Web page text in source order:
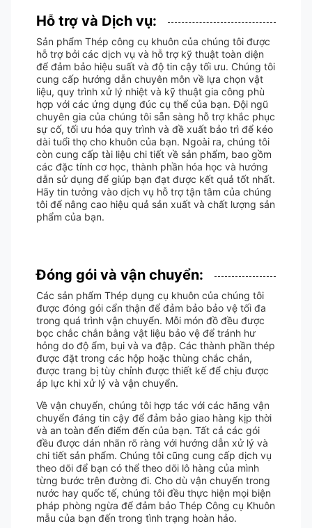
Hỗ trợ và Dịch vụ:
Sản phẩm Thép công cụ khuôn của chúng tôi được
hỗ trợ bởi các dịch vụ và hỗ trợ kỹ thuật toàn diện
để đảm bảo hiệu suất và độ tin cậy tối ưu. Chúng tôi
cung cấp hướng dẫn chuyên môn về lựa chọn vật
liệu, quy trình xử lý nhiệt và kỹ thuật gia công phù
hợp với các ứng dụng đúc cụ thể của bạn. Đội ngũ
chuyên gia của chúng tôi sẵn sàng hỗ trợ khắc phục
sự cố, tối ưu hóa quy trình và đề xuất bảo trì để kéo
dài tuổi thọ cho khuôn của bạn. Ngoài ra, chúng tôi
còn cung cấp tài liệu chi tiết về sản phẩm, bao gồm
các đặc tính cơ học, thành phần hóa học và hướng
dẫn sử dụng để giúp bạn đạt được kết quả tốt nhất.
Hãy tin tưởng vào dịch vụ hỗ trợ tận tâm của chúng
tôi để nâng cao hiệu quả sản xuất và chất lượng sản
phẩm của bạn.
Đóng gói và vận chuyển:
Các sản phẩm Thép dụng cụ khuôn của chúng tôi
được đóng gói cẩn thận để đảm bảo bảo vệ tối đa
trong quá trình vận chuyển. Mỗi món đồ đều được
bọc chắc chắn bằng vật liệu bảo vệ để tránh hư
hỏng do độ ẩm, bụi và va đập. Các thành phần thép
được đặt trong các hộp hoặc thùng chắc chắn,
được trang bị tùy chỉnh được thiết kế để chịu được
áp lực khi xử lý và vận chuyển.
Về vận chuyển, chúng tôi hợp tác với các hãng vận
chuyển đáng tin cậy để đảm bảo giao hàng kịp thời
và an toàn đến điểm đến của bạn. Tất cả các gói
đều được dán nhãn rõ ràng với hướng dẫn xử lý và
chi tiết sản phẩm. Chúng tôi cũng cung cấp dịch vụ
theo dõi để bạn có thể theo dõi lô hàng của mình
từng bước trên đường đi. Cho dù vận chuyển trong
nước hay quốc tế, chúng tôi đều thực hiện mọi biện
pháp phòng ngừa để đảm bảo Thép Công cụ Khuôn
mẫu của bạn đến trong tình trạng hoàn hảo.